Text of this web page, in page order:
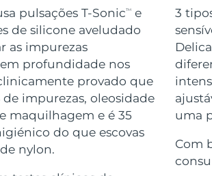
pulsações T-SonicTM
e
de silicone aveludado
as impurezas
profundidade nos
provado que
impurezas, oleosidade
maquilhagem e é 35
do que escovas
nylon.
3
uma
Com
pore care essentials
healthy hair
Teeth Whitening Gel
PAP
Homens
Entrega prevista14/08/2026
Entrega prevista 10/08/2026
Entrega prevista13/08/2026
12/08/2026